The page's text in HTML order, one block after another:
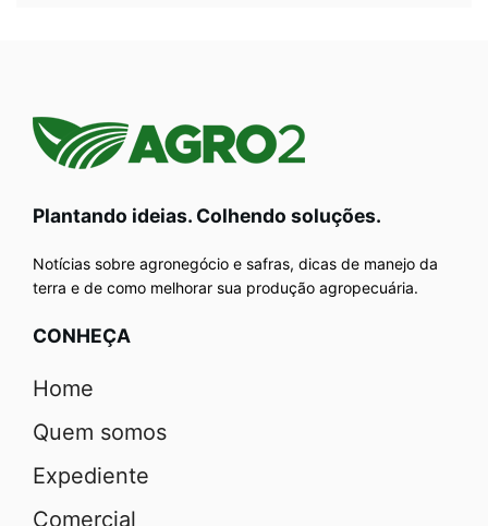
Plantando ideias. Colhendo soluções.
Notícias sobre agronegócio e safras, dicas de manejo da
terra e de como melhorar sua produção agropecuária.
CONHEÇA
Home
Quem somos
Expediente
Comercial